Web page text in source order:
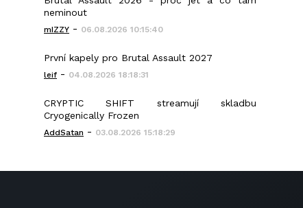
neminout
mIZZY - 06.08.2026 10:15:40
První kapely pro Brutal Assault 2027
leif - 04.08.2026 18:18:31
CRYPTIC SHIFT streamují skladbu
Cryogenically Frozen
AddSatan - 03.08.2026 15:18:29